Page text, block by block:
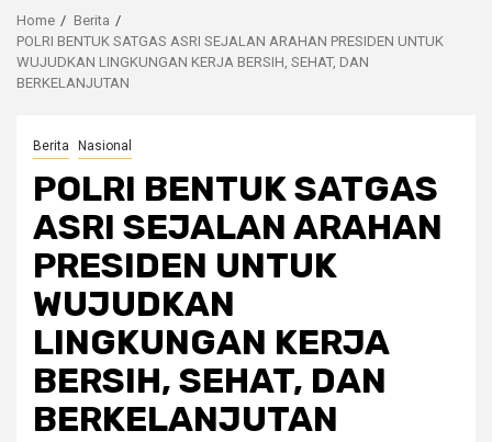
Home
Berita
POLRI BENTUK SATGAS ASRI SEJALAN ARAHAN PRESIDEN UNTUK
WUJUDKAN LINGKUNGAN KERJA BERSIH, SEHAT, DAN
BERKELANJUTAN
Berita Nasional
POLRI BENTUK SATGAS
ASRI SEJALAN ARAHAN
PRESIDEN UNTUK
WUJUDKAN
LINGKUNGAN KERJA
BERSIH, SEHAT, DAN
BERKELANJUTAN